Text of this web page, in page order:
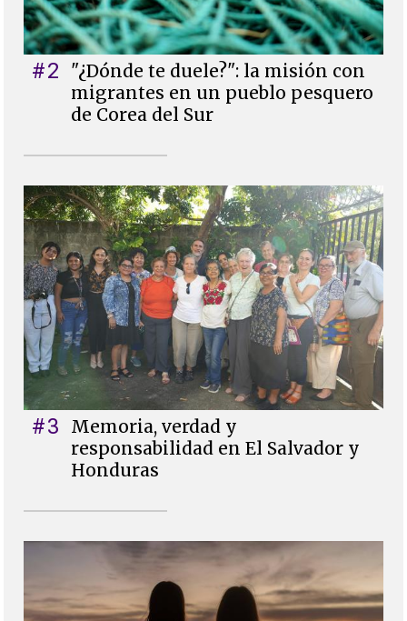
#2
"¿Dónde te duele?": la misión con
migrantes en un pueblo pesquero
de Corea del Sur
#3
Memoria, verdad y
responsabilidad en El Salvador y
Honduras